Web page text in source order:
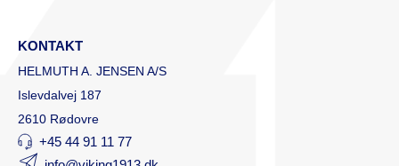
KONTAKT
HELMUTH A. JENSEN A/S
Islevdalvej 187
2610 Rødovre
+45 44 91 11 77